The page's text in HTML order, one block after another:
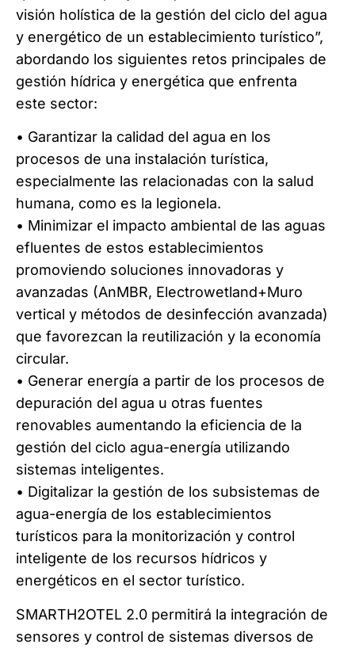
visión holística de la gestión del ciclo del agua
y energético de un establecimiento turístico”,
abordando los siguientes retos principales de
gestión hídrica y energética que enfrenta
este sector:
• Garantizar la calidad del agua en los
procesos de una instalación turística,
especialmente las relacionadas con la salud
humana, como es la legionela.
• Minimizar el impacto ambiental de las aguas
efluentes de estos establecimientos
promoviendo soluciones innovadoras y
avanzadas (AnMBR, Electrowetland+Muro
vertical y métodos de desinfección avanzada)
que favorezcan la reutilización y la economía
circular.
• Generar energía a partir de los procesos de
depuración del agua u otras fuentes
renovables aumentando la eficiencia de la
gestión del ciclo agua-energía utilizando
sistemas inteligentes.
• Digitalizar la gestión de los subsistemas de
agua-energía de los establecimientos
turísticos para la monitorización y control
inteligente de los recursos hídricos y
energéticos en el sector turístico.
SMARTH2OTEL 2.0 permitirá la integración de
sensores y control de sistemas diversos de